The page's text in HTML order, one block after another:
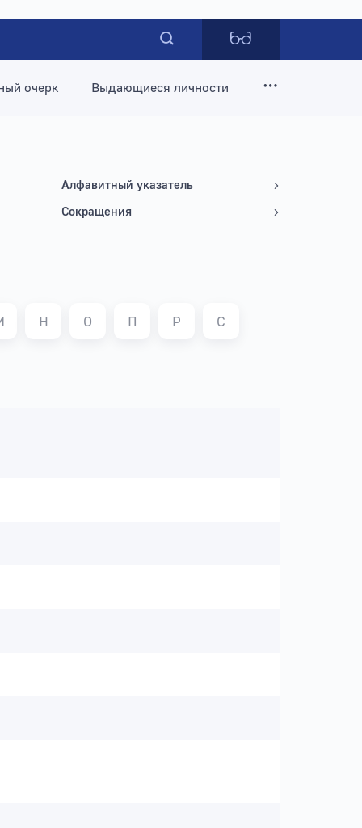
очерк Выдающиеся личности
Алфавитный указатель
Сокращения
Н О П Р С